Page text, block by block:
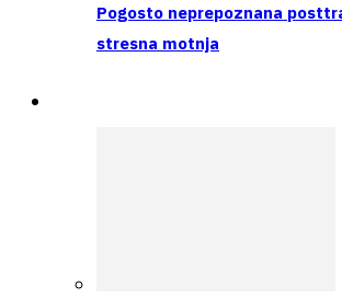
Pogosto neprepoznana
stresna motnja